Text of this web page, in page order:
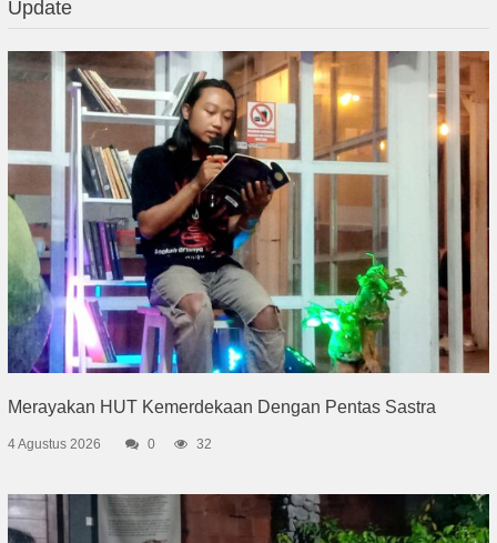
Update
Merayakan HUT Kemerdekaan Dengan Pentas Sastra
4 Agustus 2026 0 32